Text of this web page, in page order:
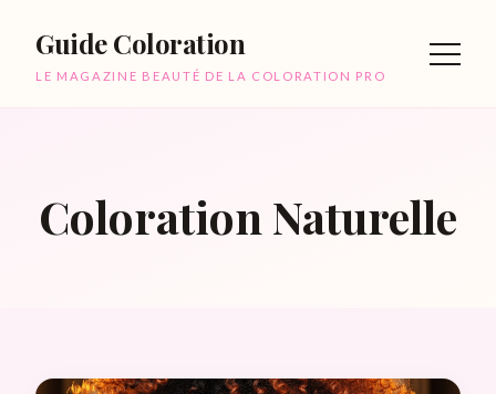
Guide Coloration
LE MAGAZINE BEAUTÉ DE LA COLORATION PRO
Coloration Naturelle